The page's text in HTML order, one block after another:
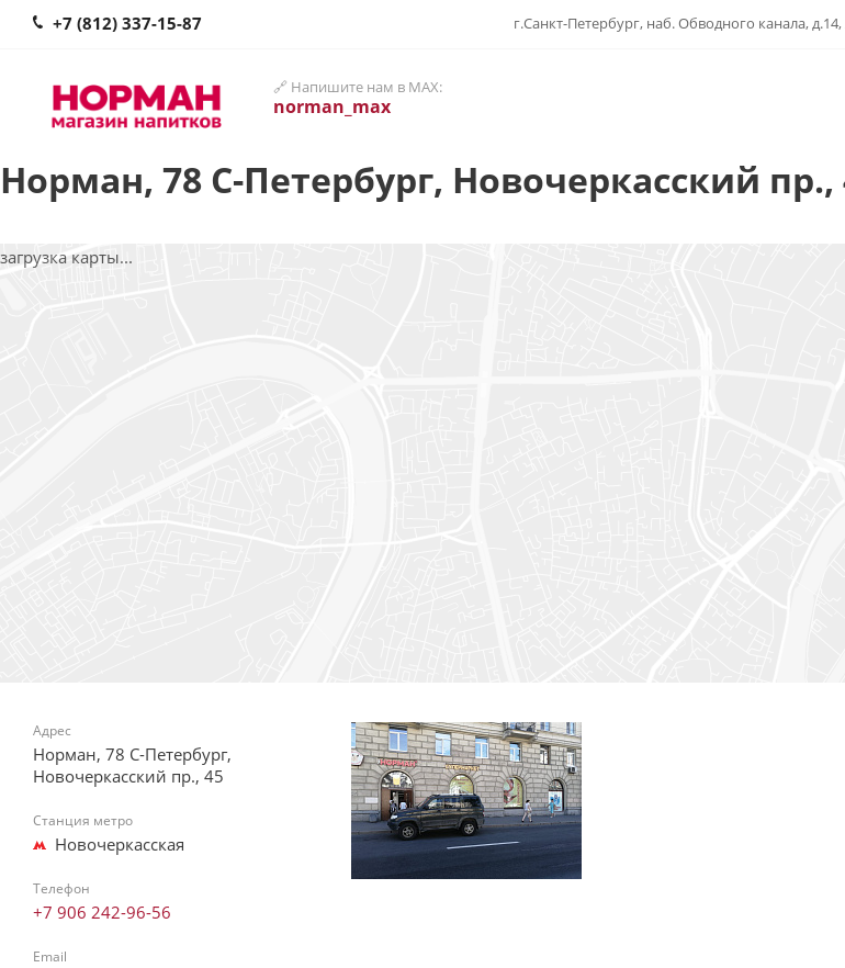
+7 (812) 337-15-87 г.Санкт-Петербург, наб. Обводного канала, д.14,
🔗 Напишите нам в MAX:
norman_max
Норман, 78 С-Петербург, Новочеркасский пр.,
загрузка карты...
Адрес
Норман, 78 С-Петербург,
Новочеркасский пр., 45
Станция метро
Новочеркасская
Телефон
+7 906 242-96-56
Email